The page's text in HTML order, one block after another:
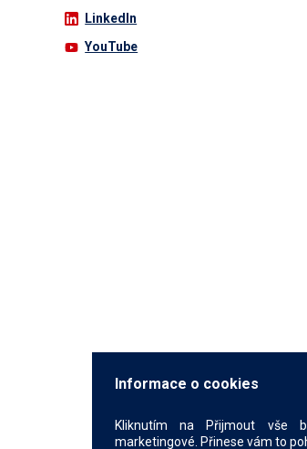
LinkedIn
YouTube
Informace o cookies
Kliknutím na Přijmout vše
marketingové. Přinese vám to